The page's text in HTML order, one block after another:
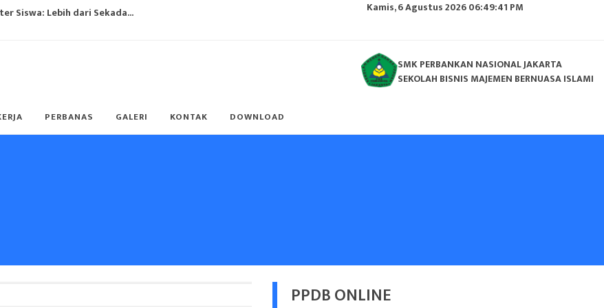
Siswa: Lebih dari Sekada...
Guru Nasional 2023...
Kamis, 6 Agustus 2026 06:49:42 PM
SMK PERBANKAN NASIONAL JAKARTA
SEKOLAH BISNIS MAJEMEN BERNUASA ISLAMI
PERBANAS GALERI KONTAK DOWNLOAD
PPDB ONLINE